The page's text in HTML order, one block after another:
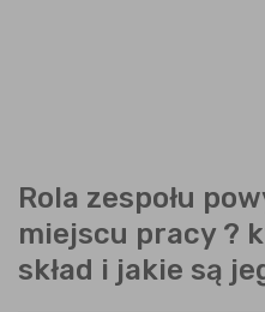
Rola zespołu
miejscu pracy ?
skład i jakie są